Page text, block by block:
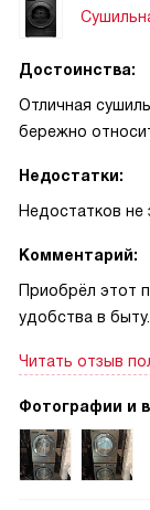
Достоинства:
Отличная
бережно
Недостатки:
Недостатков не
Комментарий:
Приобрёл этот
удобства в
подсказки на
Загружаю как
неприятной
не садятся и не
Читать отзыв
Фотографии и